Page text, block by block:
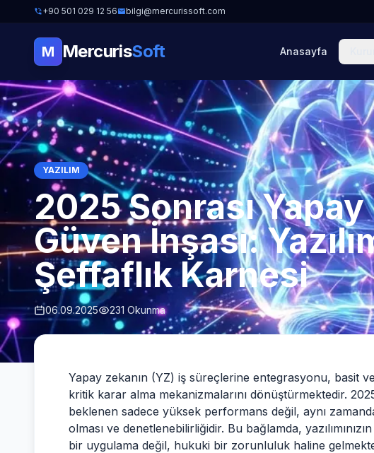
+90 501 029 12 56 bilgi@mercurissoft.com
M MercurisSoft Anasayfa
YAZILIM
2025 Sonrası
Güven İnşası:
Şeffaflık Karnesi
06.09.2025 231 Okunma
Yapay zekanın (YZ) iş süreçlerine entegrasyonu, basit
kritik karar alma mekanizmalarını dönüştürmektedir.
beklenen sadece yüksek performans değil, aynı
olması ve denetlenebilirliğidir. Bu bağlamda,
bir uygulama değil, hukuki bir zorunluluk haline